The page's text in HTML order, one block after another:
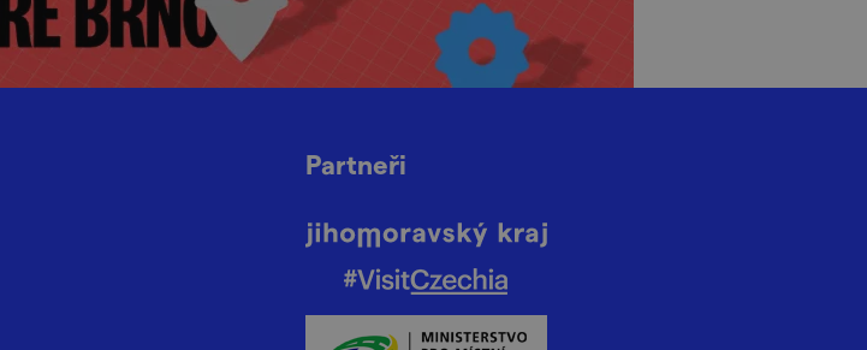
Partneři